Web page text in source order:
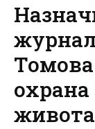
охрана
живота